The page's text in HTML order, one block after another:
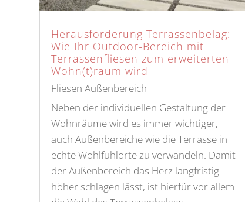
Herausforderung Terrassenbelag:
Wie Ihr Outdoor-Bereich mit
Terrassenfliesen zum erweiterten
Wohn(t)raum wird
Fliesen Außenbereich
Neben der individuellen Gestaltung der
Wohnräume wird es immer wichtiger,
auch Außenbereiche wie die Terrasse in
echte Wohlfühlorte zu verwandeln. Damit
der Außenbereich das Herz langfristig
höher schlagen lässt, ist hierfür vor allem